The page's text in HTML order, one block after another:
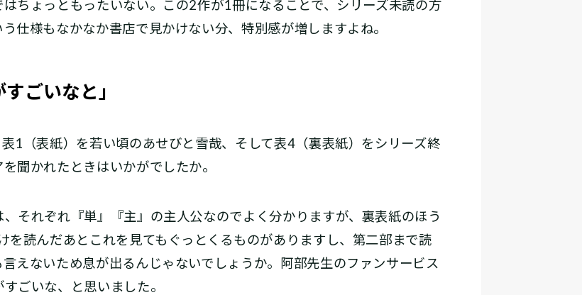
ちょっともったいない。この2作が1冊になることで、シリーズ未読の方
仕様もなかなか書店で見かけない分、特別感が増しますよね。
ごいなと」
1（表紙）を若い頃のあせびと雪哉、そして表4（裏表紙）をシリーズ終
聞かれたときはいかがでしたか。
それぞれ『単』『主』の主人公なのでよく分かりますが、裏表紙のほう
読んだあとこれを見てもぐっとくるものがありますし、第二部まで読
えないため息が出るんじゃないでしょうか。阿部先生のファンサービス
ごいな、と思いました。